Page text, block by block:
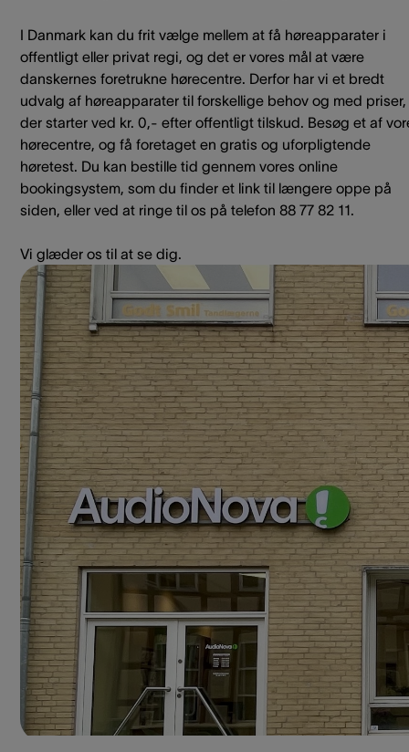
I Danmark kan du frit vælge mellem at få høreapparater i
offentligt eller privat regi, og det er vores mål at være
danskernes foretrukne hørecentre. Derfor har vi et bredt
udvalg af høreapparater til forskellige behov og med priser,
der starter ved kr. 0,- efter offentligt tilskud. Besøg et af
hørecentre, og få foretaget en gratis og uforpligtende
høretest. Du kan bestille tid gennem vores online
bookingsystem, som du finder et link til længere oppe på
siden, eller ved at ringe til os på telefon 88 77 82 11.
Vi glæder os til at se dig.